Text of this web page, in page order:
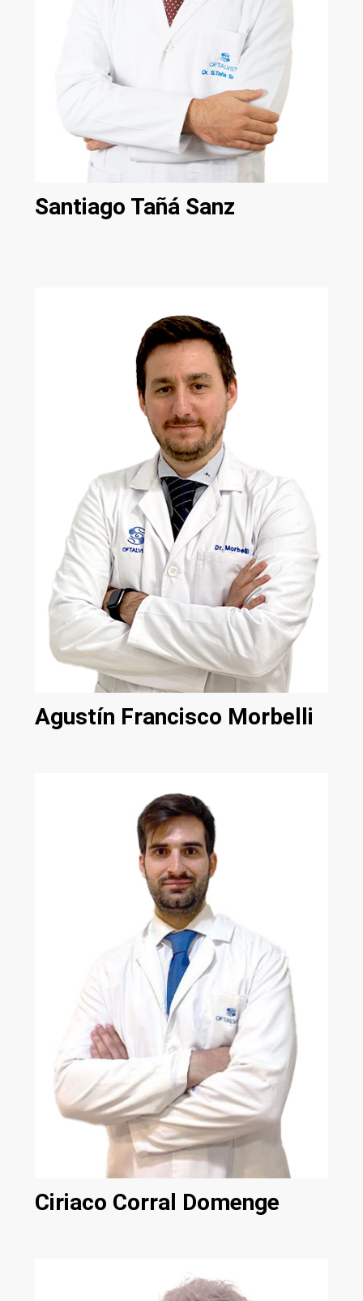
Santiago Tañá Sanz
Agustín Francisco Morbelli
Ciriaco Corral Domenge